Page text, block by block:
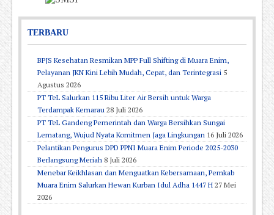
TERBARU
BPJS Kesehatan Resmikan MPP Full Shifting di Muara Enim,
Pelayanan JKN Kini Lebih Mudah, Cepat, dan Terintegrasi 5
Agustus 2026
PT TeL Salurkan 115 Ribu Liter Air Bersih untuk Warga
Terdampak Kemarau 28 Juli 2026
PT TeL Gandeng Pemerintah dan Warga Bersihkan Sungai
Lematang, Wujud Nyata Komitmen Jaga Lingkungan 16 Juli 2026
Pelantikan Pengurus DPD PPNI Muara Enim Periode 2025-2030
Berlangsung Meriah 8 Juli 2026
Menebar Keikhlasan dan Menguatkan Kebersamaan, Pemkab
Muara Enim Salurkan Hewan Kurban Idul Adha 1447 H 27 Mei
2026